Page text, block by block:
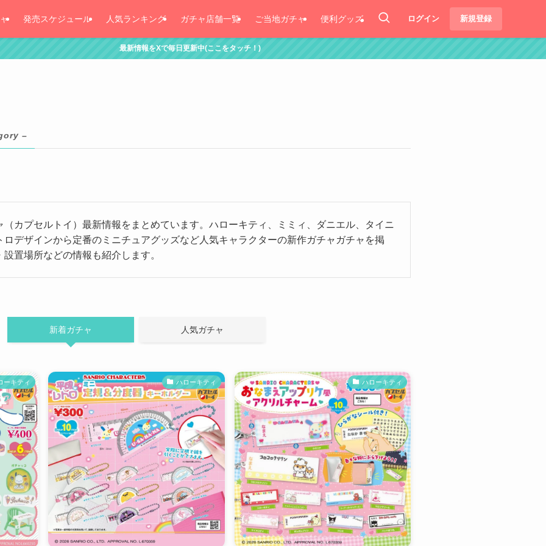
発売スケジュール 人気ランキング ガチャ店舗一覧 ご当地ガチャ 便利グッズ ログイン 新規登録
最新情報をXで毎日更新中(ここをタッチ！)
–
カプセルトイ）最新情報をまとめています。ハローキティ、ミミィ、ダニエル、タイニ
デザインから定番のミニチュアグッズなど人気キャラクターの新作ガチャガチャを掲
置場所などの情報も紹介します。
新着ガチャ 人気ガチャ
ーキティ ハローキティ ハローキティ